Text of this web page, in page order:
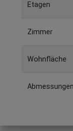
Etagen
Zimmer
Wohnfläche
Abmessungen